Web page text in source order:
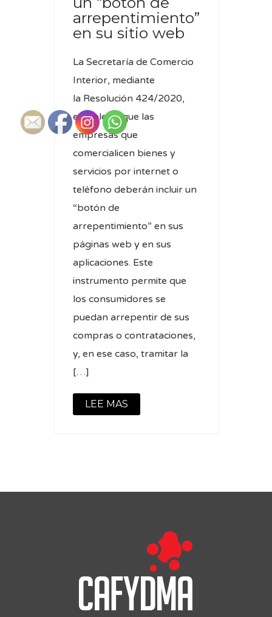
arrepentimiento”
en su sitio web
La Secretaría de Comercio
Interior, mediante
la Resolución 424/2020,
estableció que las
empresas que
comercialicen bienes y
servicios por internet o
teléfono deberán incluir un
“botón de
arrepentimiento” en sus
páginas web y en sus
aplicaciones. Este
instrumento permite que
los consumidores se
puedan arrepentir de sus
compras o contrataciones,
y, en ese caso, tramitar la
[…]
LEE MAS